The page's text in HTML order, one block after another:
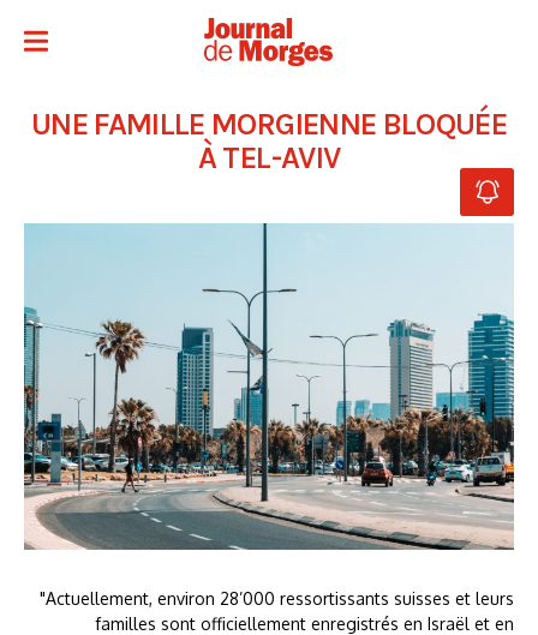
UNE FAMILLE MORGIENNE BLOQUÉE
À TEL-AVIV
"Actuellement, environ 28’000 ressortissants suisses et leurs
familles sont officiellement enregistrés en Israël et en